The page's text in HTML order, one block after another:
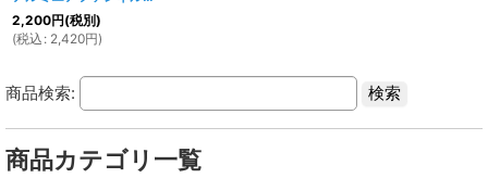
2,200円(税別)
(税込 : 2,420円)
商品検索:
商品カテゴリ一覧